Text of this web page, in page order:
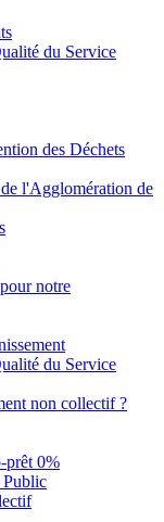
du Service
des Déchets
l'Agglomération de
notre
du Service
non collectif ?
prêt 0%
Public